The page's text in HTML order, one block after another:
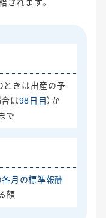
されます。
ときは出産の予
合は98日目 ）か
で
各月の標準報酬
額